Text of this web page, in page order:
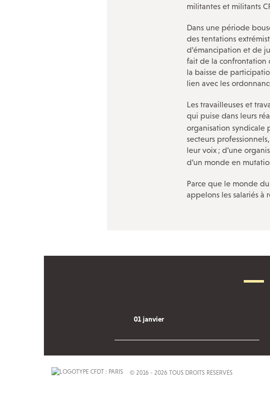
militantes et militants
Dans une période
des tentations
d’émancipation et de
fait de la confrontation
la baisse de
lien avec les
Les travailleuses et
qui puise dans leurs
organisation syndicale
secteurs
leur voix ; d’une
d’un monde en
Parce que le monde
appelons les salariés à
01 janvier
© 2016 - 2026 TOUS DROITS RÉSERVÉS